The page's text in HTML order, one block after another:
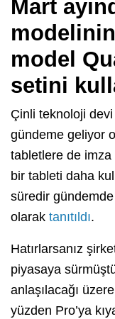
Mart
model
setini
Çinli teknoloji devi
gündeme geliyor
tabletlere de imza
bir tableti daha
süredir
olarak tanıtıldı.
Hatırlarsanız
piyasaya
anlaşılacağı
yüzden Pro’ya